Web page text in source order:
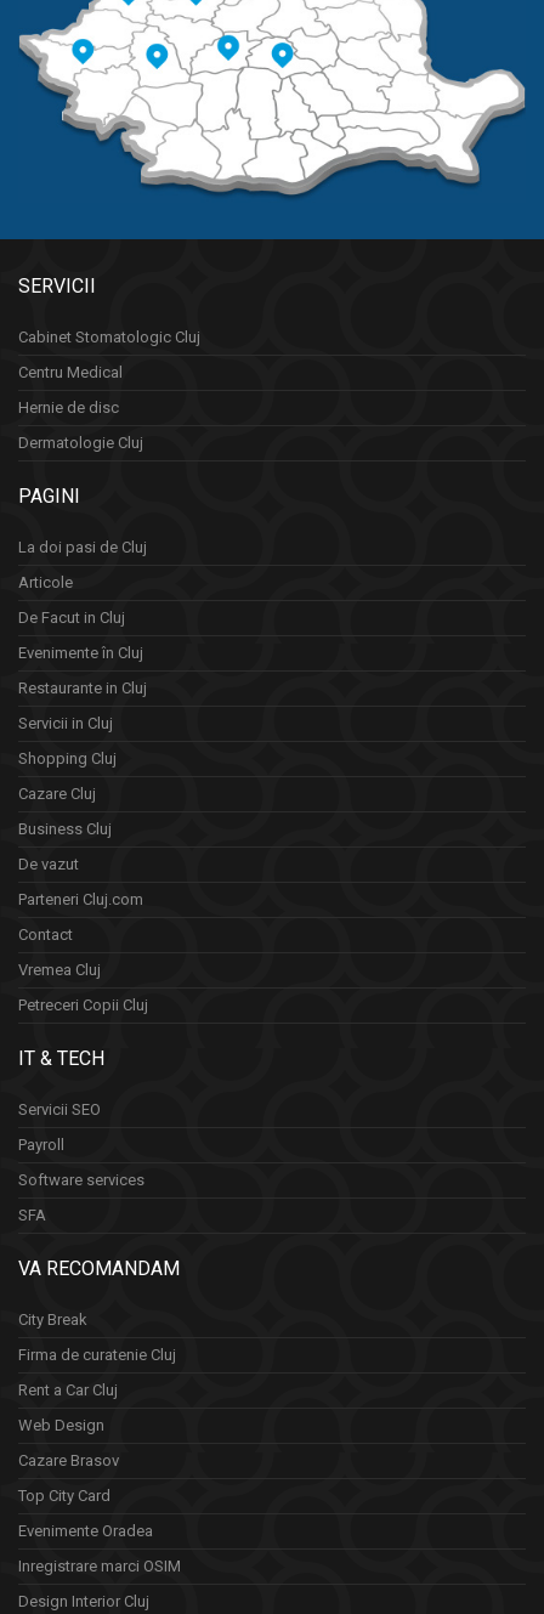
SERVICII
Cabinet Stomatologic Cluj
Centru Medical
Hernie de disc
Dermatologie Cluj
PAGINI
La doi pasi de Cluj
Articole
De Facut in Cluj
Evenimente în Cluj
Restaurante in Cluj
Servicii in Cluj
Shopping Cluj
Cazare Cluj
Business Cluj
De vazut
Parteneri Cluj.com
Contact
Vremea Cluj
Petreceri Copii Cluj
IT & TECH
Servicii SEO
Payroll
Software services
SFA
VA RECOMANDAM
City Break
Firma de curatenie Cluj
Rent a Car Cluj
Web Design
Cazare Brasov
Top City Card
Evenimente Oradea
Inregistrare marci OSIM
Design Interior Cluj